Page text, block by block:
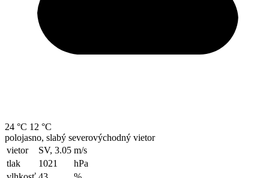
24 °C 12 °C
polojasno, slabý severovýchodný vietor
vietor
SV, 3.05 m/s
tlak
1021
hPa